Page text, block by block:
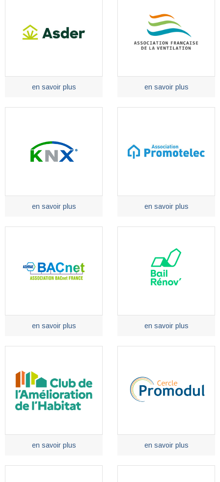
en savoir plus en savoir plus
en savoir plus en savoir plus
en savoir plus en savoir plus
en savoir plus en savoir plus